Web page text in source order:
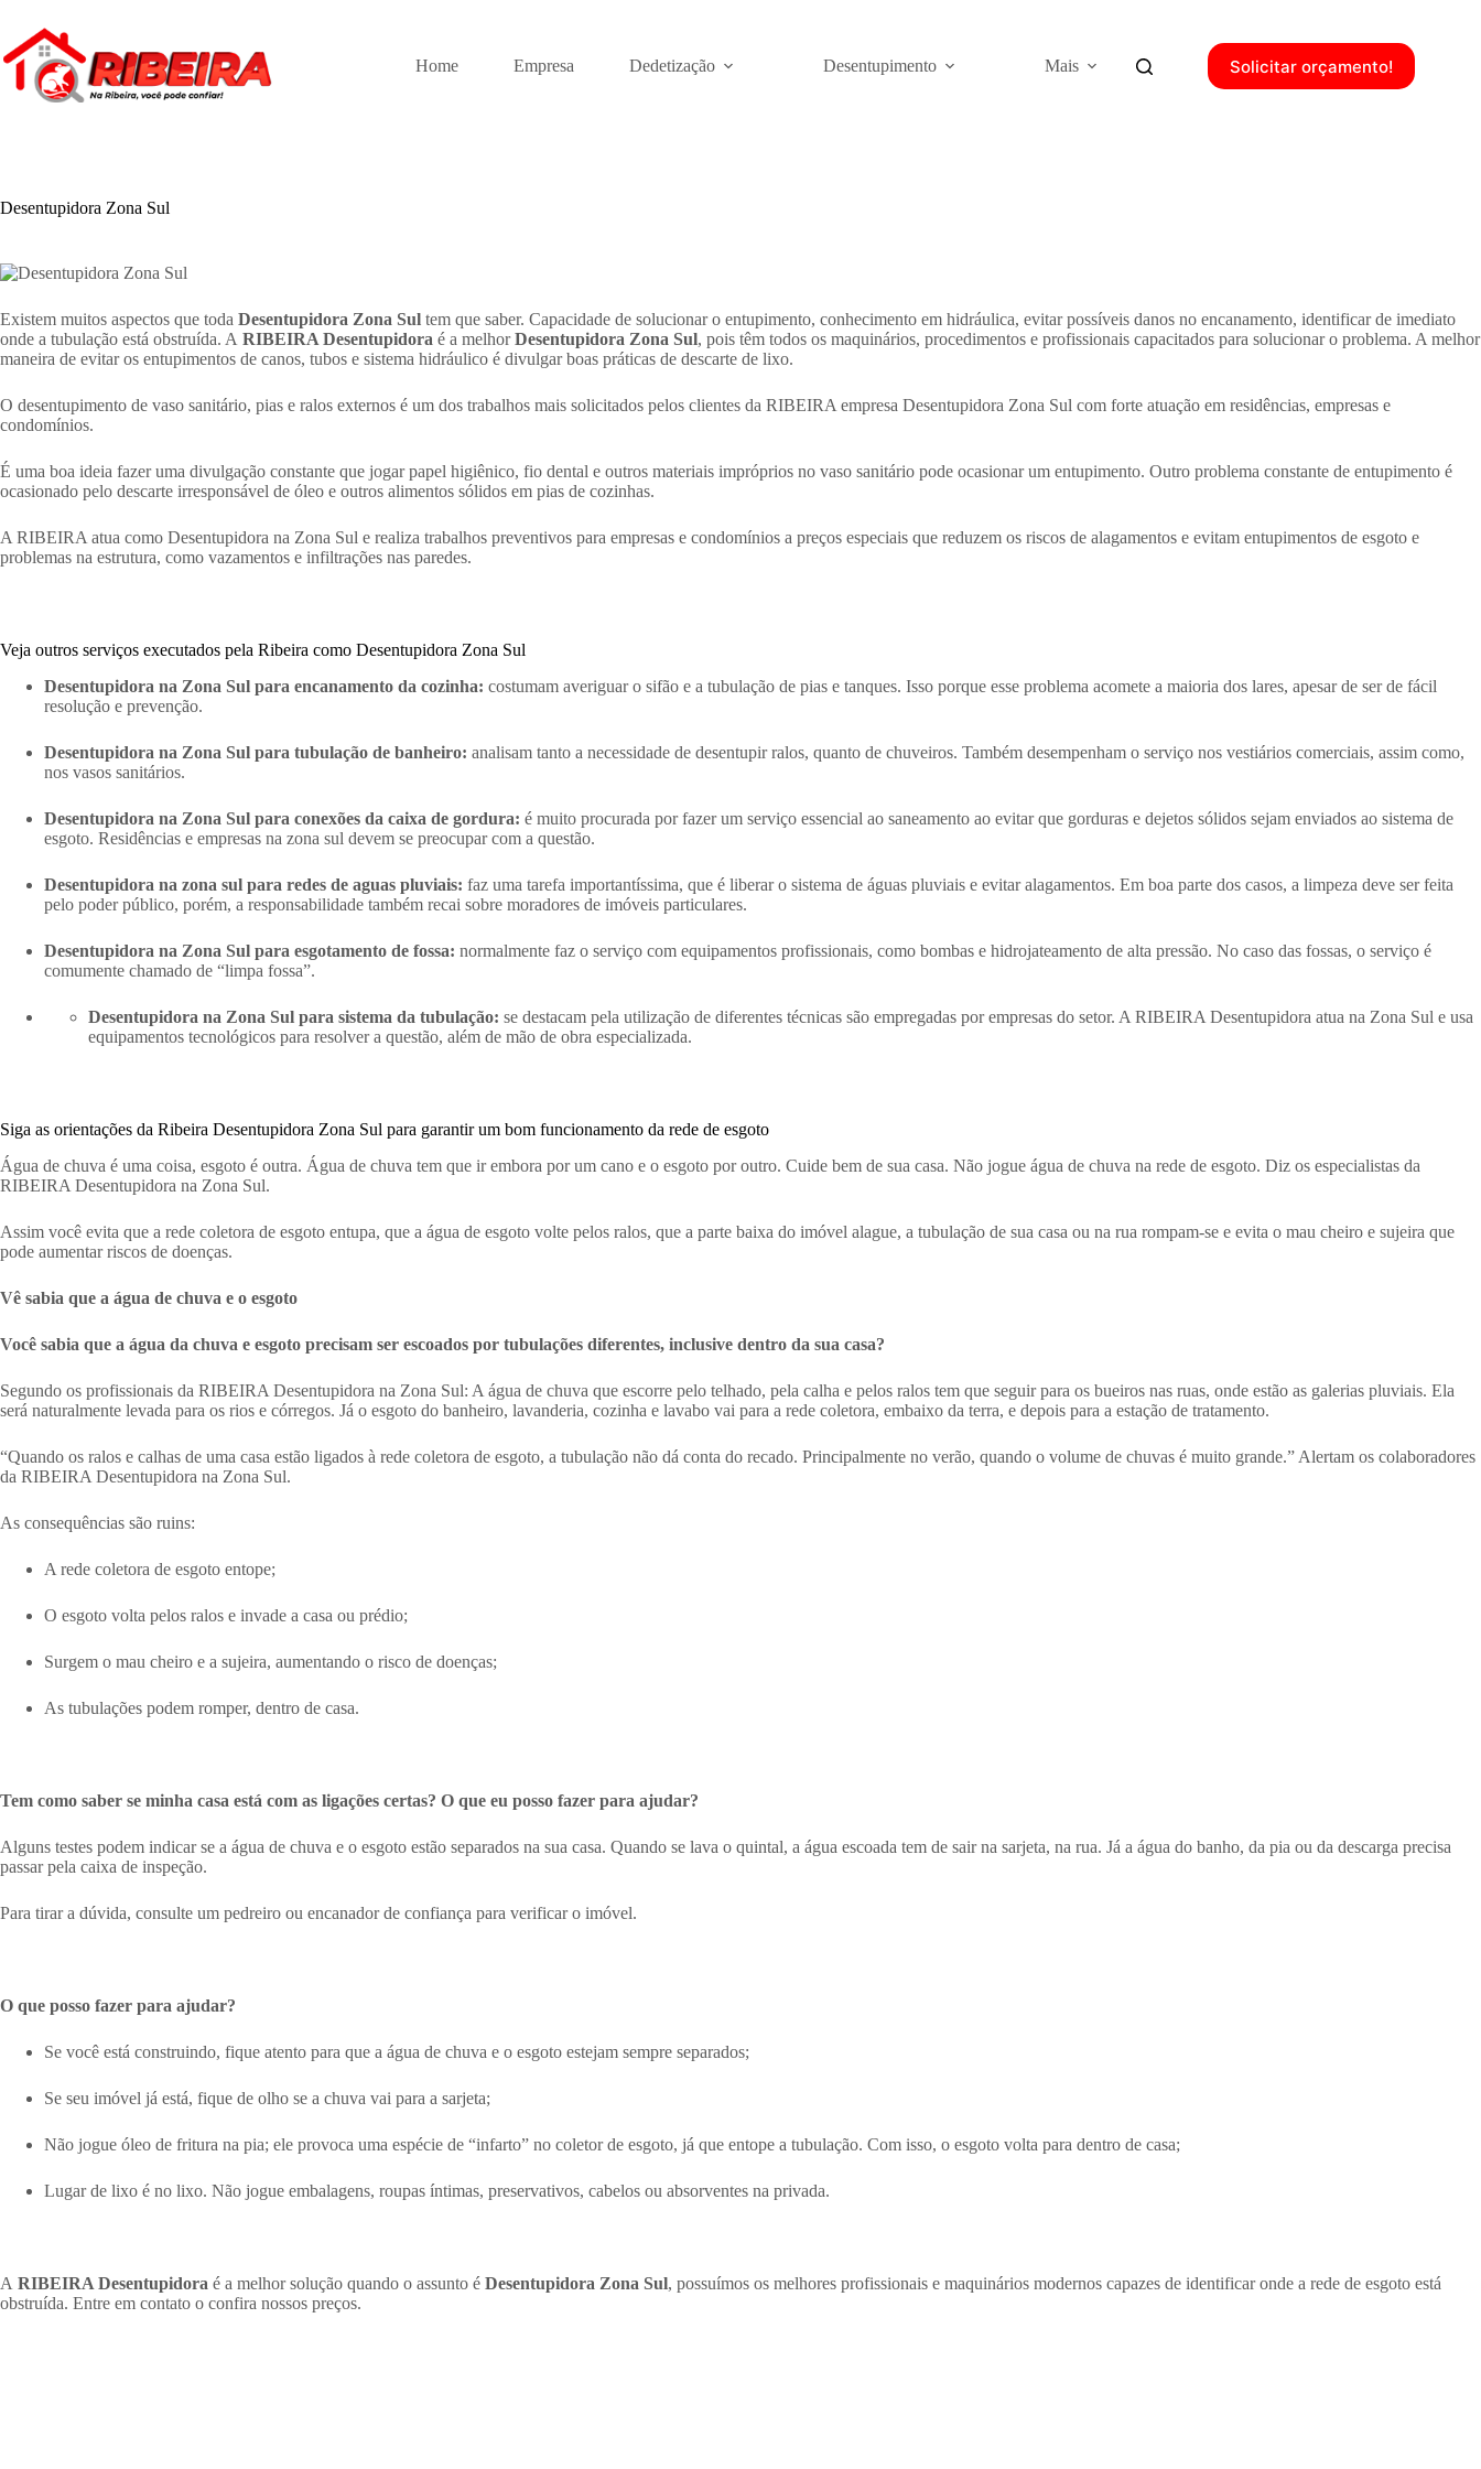
conteúdo
Home Empresa Dedetização Desentupimento Mais Solicitar orçamento!
Desentupidora Zona Sul
Existem muitos aspectos que toda Desentupidora Zona Sul tem que saber. Capacidade de solucionar o entupimento, conhecimento em hidráulica, evitar possíveis danos no encanamento, identificar de imediato
onde a tubulação está obstruída. A RIBEIRA Desentupidora é a melhorDesentupidora Zona Sul, pois têm todos os maquinários, procedimentos e profissionais capacitados para solucionar o problema. A melhor
maneira de evitar os entupimentos de canos, tubos e sistema hidráulico é divulgar boas práticas de descarte de lixo.
O desentupimento de vaso sanitário, pias e ralos externos é um dos trabalhos mais solicitados pelos clientes da RIBEIRA empresa Desentupidora Zona Sul com forte atuação em residências, empresas e
condomínios.
É uma boa ideia fazer uma divulgação constante que jogar papel higiênico, fio dental e outros materiais impróprios no vaso sanitário pode ocasionar um entupimento. Outro problema constante de entupimento é
ocasionado pelo descarte irresponsável de óleo e outros alimentos sólidos em pias de cozinhas.
A RIBEIRA atua como Desentupidora na Zona Sul e realiza trabalhos preventivos para empresas e condomínios a preços especiais que reduzem os riscos de alagamentos e evitam entupimentos de esgoto e
problemas na estrutura, como vazamentos e infiltrações nas paredes.
Veja outros serviços executados pela Ribeira como Desentupidora Zona Sul
Desentupidora na Zona Sul para encanamento da cozinha: costumam averiguar o sifão e a tubulação de pias e tanques. Isso porque esse problema acomete a maioria dos lares, apesar de ser de fácil
resolução e prevenção.
Desentupidora na Zona Sul para tubulação de banheiro: analisam tanto a necessidade de desentupir ralos, quanto de chuveiros. Também desempenham o serviço nos vestiários comerciais, assim como,
nos vasos sanitários.
Desentupidora na Zona Sul para conexões da caixa de gordura: é muito procurada por fazer um serviço essencial ao saneamento ao evitar que gorduras e dejetos sólidos sejam enviados ao sistema de
esgoto. Residências e empresas na zona sul devem se preocupar com a questão.
Desentupidora na zona sul para redes de aguas pluviais: faz uma tarefa importantíssima, que é liberar o sistema de águas pluviais e evitar alagamentos. Em boa parte dos casos, a limpeza deve ser feita
pelo poder público, porém, a responsabilidade também recai sobre moradores de imóveis particulares.
Desentupidora na Zona Sul para esgotamento de fossa: normalmente faz o serviço com equipamentos profissionais, como bombas e hidrojateamento de alta pressão. No caso das fossas, o serviço é
comumente chamado de “limpa fossa”.
Desentupidora na Zona Sul para sistema da tubulação: se destacam pela utilização de diferentes técnicas são empregadas por empresas do setor. A RIBEIRA Desentupidora atua na Zona Sul e usa
equipamentos tecnológicos para resolver a questão, além de mão de obra especializada.
Siga as orientações da Ribeira Desentupidora Zona Sul para garantir um bom funcionamento da rede de esgoto
Água de chuva é uma coisa, esgoto é outra. Água de chuva tem que ir embora por um cano e o esgoto por outro. Cuide bem de sua casa. Não jogue água de chuva na rede de esgoto. Diz os especialistas da
RIBEIRA Desentupidora na Zona Sul.
Assim você evita que a rede coletora de esgoto entupa, que a água de esgoto volte pelos ralos, que a parte baixa do imóvel alague, a tubulação de sua casa ou na rua rompam-se e evita o mau cheiro e sujeira que
pode aumentar riscos de doenças.
Vê sabia que a água de chuva e o esgoto
Você sabia que a água da chuva e esgoto precisam ser escoados por tubulações diferentes, inclusive dentro da sua casa?
Segundo os profissionais da RIBEIRA Desentupidora na Zona Sul: A água de chuva que escorre pelo telhado, pela calha e pelos ralos tem que seguir para os bueiros nas ruas, onde estão as galerias pluviais. Ela
será naturalmente levada para os rios e córregos. Já o esgoto do banheiro, lavanderia, cozinha e lavabo vai para a rede coletora, embaixo da terra, e depois para a estação de tratamento.
“Quando os ralos e calhas de uma casa estão ligados à rede coletora de esgoto, a tubulação não dá conta do recado. Principalmente no verão, quando o volume de chuvas é muito grande.” Alertam os colaboradores
da RIBEIRA Desentupidora na Zona Sul.
As consequências são ruins:
A rede coletora de esgoto entope;
O esgoto volta pelos ralos e invade a casa ou prédio;
Surgem o mau cheiro e a sujeira, aumentando o risco de doenças;
As tubulações podem romper, dentro de casa.
Tem como saber se minha casa está com as ligações certas? O que eu posso fazer para ajudar?
Alguns testes podem indicar se a água de chuva e o esgoto estão separados na sua casa. Quando se lava o quintal, a água escoada tem de sair na sarjeta, na rua. Já a água do banho, da pia ou da descarga precisa
passar pela caixa de inspeção.
Para tirar a dúvida, consulte um pedreiro ou encanador de confiança para verificar o imóvel.
O que posso fazer para ajudar?
Se você está construindo, fique atento para que a água de chuva e o esgoto estejam sempre separados;
Se seu imóvel já está, fique de olho se a chuva vai para a sarjeta;
Não jogue óleo de fritura na pia; ele provoca uma espécie de “infarto” no coletor de esgoto, já que entope a tubulação. Com isso, o esgoto volta para dentro de casa;
Lugar de lixo é no lixo. Não jogue embalagens, roupas íntimas, preservativos, cabelos ou absorventes na privada.
A RIBEIRA Desentupidora é a melhor solução quando o assunto é Desentupidora Zona Sul, possuímos os melhores profissionais e maquinários modernos capazes de identificar onde a rede de esgoto está
obstruída. Entre em contato o confira nossos preços.